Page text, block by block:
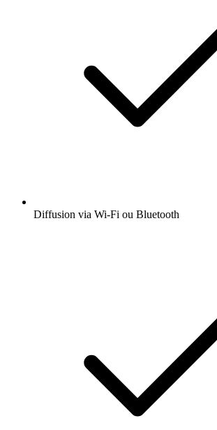
Diffusion via Wi-Fi ou Bluetooth